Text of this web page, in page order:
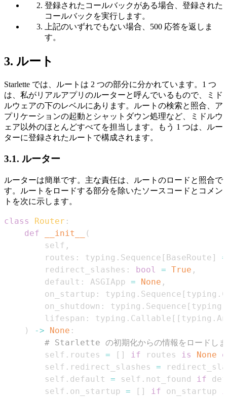
登録されたコールバックがある場合、登録された
コールバックを実行します。
上記のいずれでもない場合、500 応答を返しま
す。
3. ルート
Starlette では、ルートは 2 つの部分に分かれています。1 つ
は、私がリアルアプリのルーターと呼んでいるもので、ミド
ルウェアの下のレベルにあります。ルートの検索と照合、ア
プリケーションの起動とシャットダウン処理など、ミドルウ
ェア以外のほとんどすべてを担当します。もう 1 つは、ルー
ターに登録されたルートで構成されます。
3.1. ルーター
ルーターは簡単です。主な責任は、ルートのロードと照合で
す。ルートをロードする部分を除いたソースコードとコメン
トを次に示します。
class Router :
def
__init__
(
        self
,
        routes
: typing . Sequence [ BaseRoute ]
=
        redirect_slashes
: bool = True ,
        default
: ASGIApp = None ,
        on_startup
: typing . Sequence [ typing .
        on_shutdown
: typing . Sequence [ typing
        lifespan
: typing . Callable [ [ typing .
)
-> None :
# Starlette の初期化からの情報をロードし
        self
. routes = [ ] if routes is None
        self
. redirect_slashes =
        self
. default = self . not_found if
        self
. on_startup = [ ] if on_startup